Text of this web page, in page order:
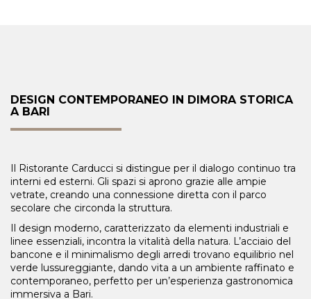
DESIGN CONTEMPORANEO IN DIMORA STORICA
A BARI
Il Ristorante Carducci si distingue per il dialogo continuo tra
interni ed esterni. Gli spazi si aprono grazie alle ampie
vetrate, creando una connessione diretta con il parco
secolare che circonda la struttura.
Il design moderno, caratterizzato da elementi industriali e
linee essenziali, incontra la vitalità della natura. L’acciaio del
bancone e il minimalismo degli arredi trovano equilibrio nel
verde lussureggiante, dando vita a un ambiente raffinato e
contemporaneo, perfetto per un’esperienza gastronomica
immersiva a Bari.